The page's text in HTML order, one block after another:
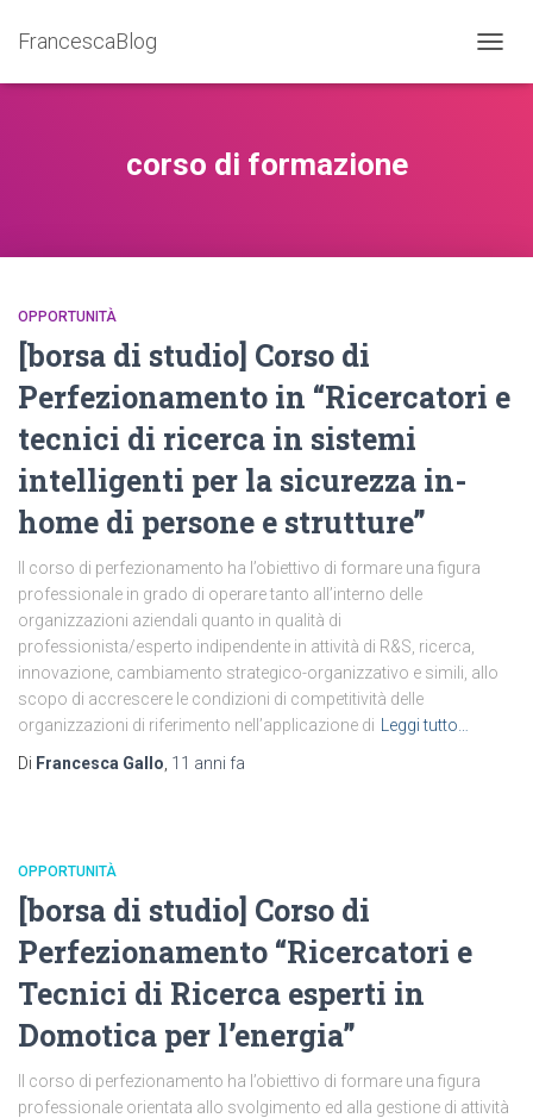
FrancescaBlog
corso di formazione
OPPORTUNITÀ
[borsa di studio] Corso di
Perfezionamento in “Ricercatori e
tecnici di ricerca in sistemi
intelligenti per la sicurezza in-
home di persone e strutture”
Il corso di perfezionamento ha l’obiettivo di formare una figura
professionale in grado di operare tanto all’interno delle
organizzazioni aziendali quanto in qualità di
professionista/esperto indipendente in attività di R&S, ricerca,
innovazione, cambiamento strategico-organizzativo e simili, allo
scopo di accrescere le condizioni di competitività delle
organizzazioni di riferimento nell’applicazione di
Leggi tutto…
Di Francesca Gallo 11 anni fa
OPPORTUNITÀ
[borsa di studio] Corso di
Perfezionamento “Ricercatori e
Tecnici di Ricerca esperti in
Domotica per l’energia”
Il corso di perfezionamento ha l’obiettivo di formare una figura
professionale orientata allo svolgimento ed alla gestione di attività